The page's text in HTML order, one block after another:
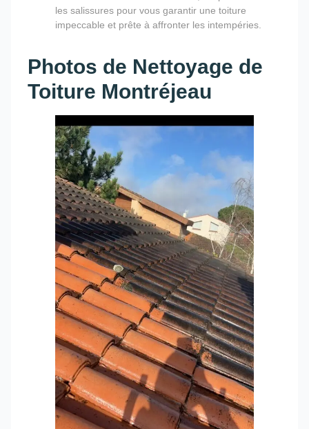
les salissures pour vous garantir une toiture
impeccable et prête à affronter les intempéries.
Photos de Nettoyage de
Toiture Montréjeau